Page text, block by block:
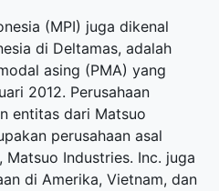
(MPI) juga dikenal
di Deltamas, adalah
asing (PMA) yang
2012. Perusahaan
entitas dari Matsuo
perusahaan asal
Matsuo Industries. Inc. juga
di Amerika, Vietnam, dan